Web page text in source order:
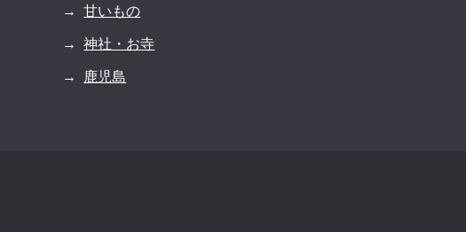
甘いもの
神社・お寺
鹿児島